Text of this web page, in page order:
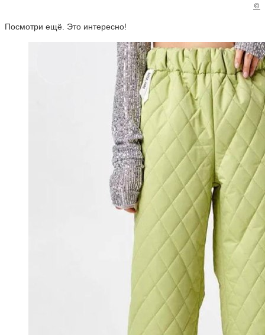
©
Посмотри ещё. Это интересно!